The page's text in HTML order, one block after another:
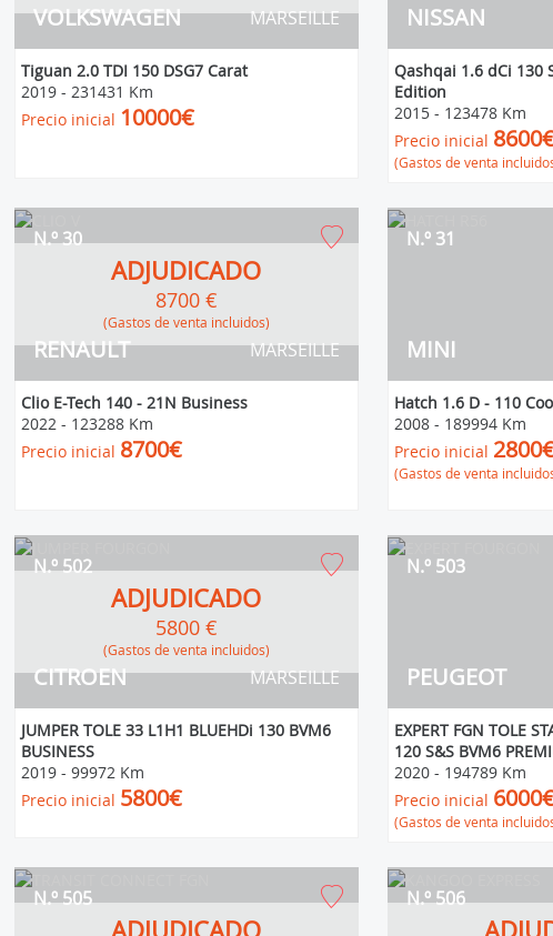
VOLKSWAGEN MARSEILLE
Tiguan 2.0 TDI 150 DSG7 Carat
2019- 231431 Km
Precio inicial 10000€
NISSAN
Qashqai 1.6 dCi 130
Edition
2015- 123478 Km
Precio inicial
(Gastos de venta
RENAULT
N.º 30
MARSEILLE
ADJUDICADO
8700 €
(Gastos de venta incluidos)
Clio E-Tech 140 - 21N Business
2022 - 123288 Km
Precio inicial 8700€
MINI
N.º 31
Hatch 1.6 D - 110
2008- 189994 Km
Precio inicial
(Gastos de venta
CITROEN
N.º 502
MARSEILLE
ADJUDICADO
5800 €
(Gastos de venta incluidos)
JUMPER TOLE 33 L1H1 BLUEHDi 130 BVM6
BUSINESS
2019- 99972 Km
Precio inicial 5800€
PEUGEOT
N.º 503
EXPERT FGN TOLE
120 S&S BVM6
2020- 194789 Km
Precio inicial
(Gastos de venta
N.º 505 N.º 506